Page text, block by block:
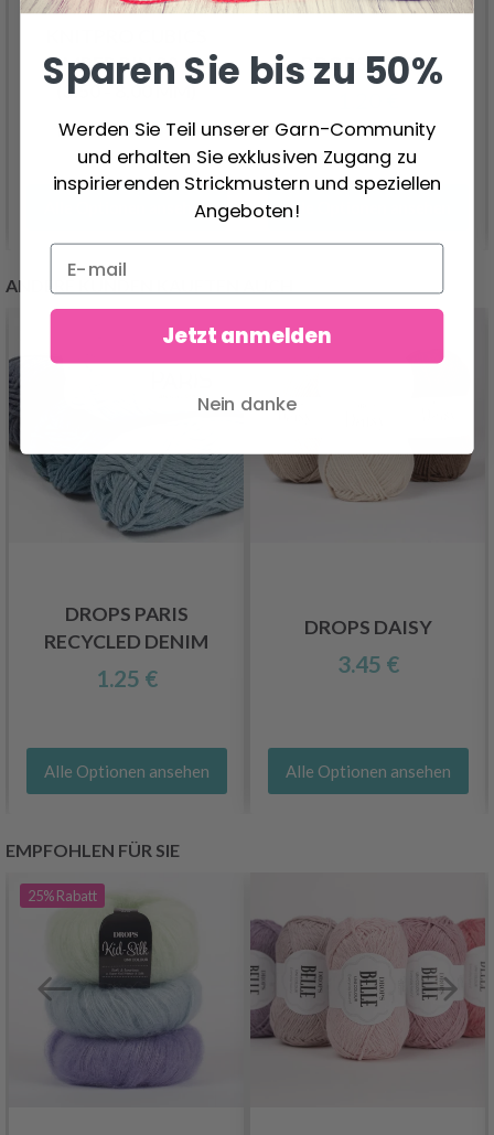
JUMPER PIN 30 CM
(3,50 - 8,00 MM)
Preis ab16.50 €
Alle Optionen ansehen
DROPS MAGIC
Alle Optionen ansehen
ANDERE KUNDEN KAUFTEN AUCH
DROPS PARIS
RECYCLED DENIM
1.25 €
Alle Optionen ansehen
DROPS DAISY
3.45 €
Alle Optionen ansehen
EMPFOHLEN FÜR SIE
25%Rabatt
Sparen Sie bis zu 50%
Werden Sie Teil unserer Garn-Community
und erhalten Sie exklusiven Zugang zu
inspirierenden Strickmustern und speziellen
Angeboten!
Jetzt anmelden
Nein danke